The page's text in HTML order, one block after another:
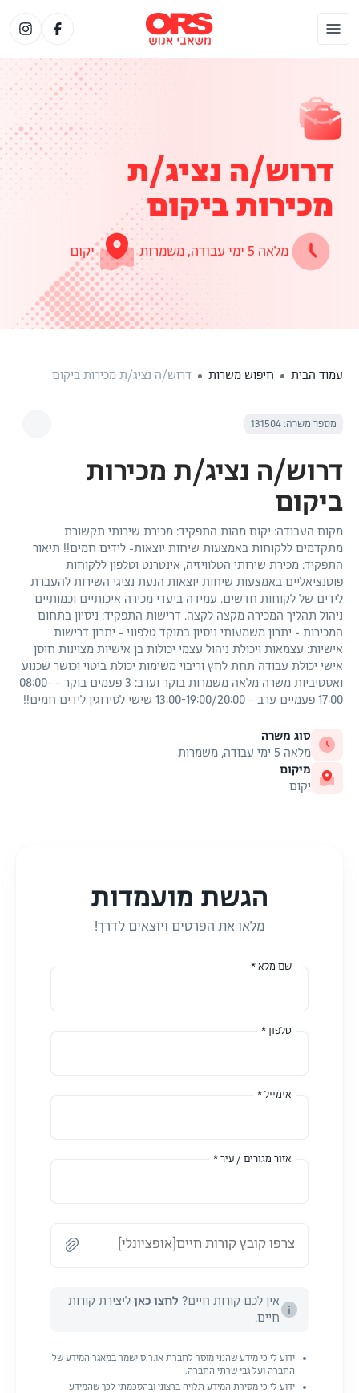
דרוש/ה נציג/ת
מכירות ביקום
מלאה 5 ימי עבודה, משמרות יקום
עמוד הבית חיפוש משרות דרוש/ה נציג/ת מכירות ביקום
מספר משרה: 131504
דרוש/ה נציג/ת מכירות
ביקום
מקום העבודה: יקום מהות התפקיד: מכירת שירותי תקשורת
מתקדמים ללקוחות באמצעות שיחות יוצאות- לידים חמים!! תיאור
התפקיד: מכירת שירותי הטלוויזיה, אינטרנט וטלפון ללקוחות
פוטנציאליים באמצעות שיחות יוצאות הנעת נציגי השירות להעברת
לידים של לקוחות חדשים. עמידה ביעדי מכירה איכותיים וכמותיים
ניהול תהליך המכירה מקצה לקצה. דרישות התפקיד: ניסיון בתחום
המכירות - יתרון משמעותי ניסיון במוקד טלפוני - יתרון דרישות
אישיות: עצמאות ויכולת ניהול עצמי יכולות בן אישיות מצוינות חוסן
אישי יכולת עבודה תחת לחץ וריבוי משימות יכולת ביטוי וכושר שכנוע
ואסטיביות משרה מלאה משמרות בוקר וערב: 3 פעמים בוקר – 08:00-
17:00 פעמיים ערב – 13:00-19:00/20:00 שישי לסירוגין לידים חמים!!
סוג משרה
מלאה 5 ימי עבודה, משמרות
מיקום
יקום
הגשת מועמדות
מלאו את הפרטים ויוצאים לדרך!
שם מלא *
טלפון *
אימייל *
אזור מגורים / עיר *
צרפו קובץ קורות חיים[אופציונלי]
אין לכם קורות חיים? לחצו כאן ליצירת קורות
חיים.
ידוע לי כי מידע שהנני מוסר לחברת או.ר.ס ישמר במאגר המידע של
החברה ועל גבי שרתי החברה.
ידוע לי כי מסירת המידע תלויה ברצוני ובהסכמתי לכך שהמידע